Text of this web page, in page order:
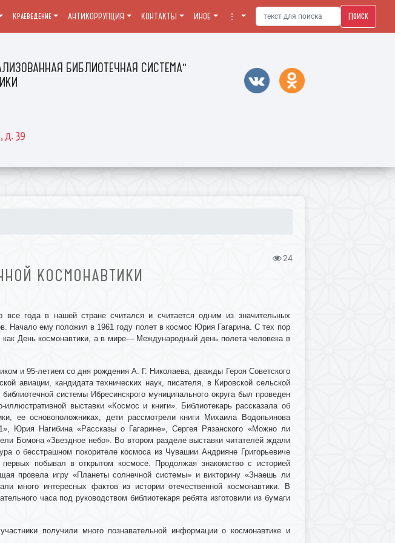
БИБЛИОТЕЧНАЯ СИСТЕМА"
д. 39
Краеведение АНТИКОРРУПЦИЯ КОНТАКТЫ ИНОЕ ⋮ Поиск
24
КОСМОНАВТИКИ
все года в нашей стране считался и считается одним из значительных
Начало ему положил в 1961 году полет в космос Юрия Гагарина. С тех пор
как День космонавтики, а в мире— Международный день полета человека в
и95-летием со дня рождения А. Г. Николаева,дважды Героя Советского
авиации, кандидата технических наук, писателя, в Кировской сельской
библиотечной системы Ибресинскрого муниципального округа был проведен
иллюстративной выставки«Космос и книги». Библиотекарь рассказала об
ее основоположниках, дети рассмотрели книги Михаила Водопьянова
Юрия Нагибина «Рассказы о Гагарине», Сергея Рязанского «Можно ли
Бомона «Звездное небо». Во втором разделе выставки читателей ждали
о бесстрашном покорителе космоса из Чувашии Андрияне Григорьевиче
побывал в открытом космосе. Продолжая знакомство с историей
провела игру «Планеты солнечной системы» и викторину «Знаешь ли
много интересных фактов из истории отечественной космонавтики. В
часа под руководством библиотекаря ребята изготовили из бумаги
получили много познавательной информации о космонавтике и